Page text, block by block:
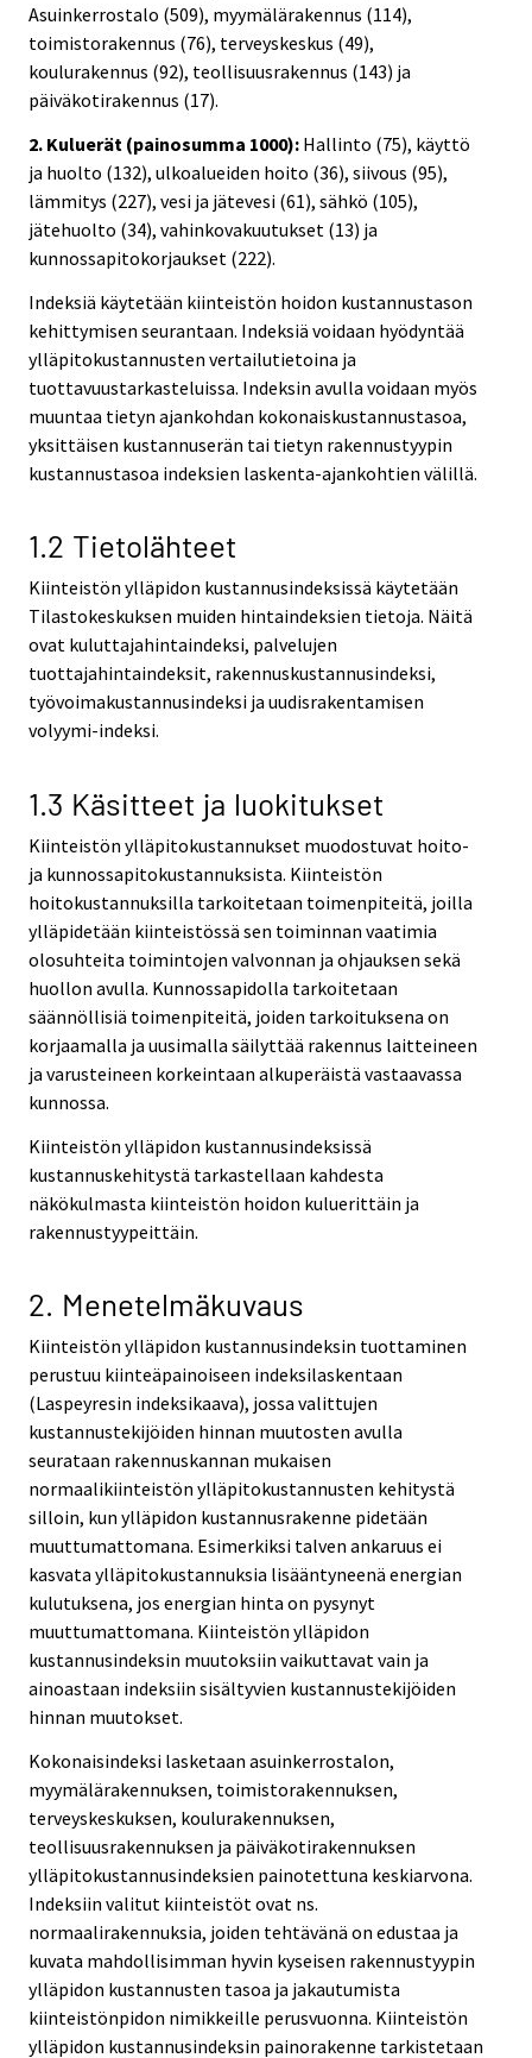
Asuinkerrostalo (509), myymälärakennus (114),
toimistorakennus (76), terveyskeskus (49),
koulurakennus (92), teollisuusrakennus (143) ja
päiväkotirakennus (17).
2. Kuluerät (painosumma 1000): Hallinto (75), käyttö
ja huolto (132), ulkoalueiden hoito (36), siivous (95),
lämmitys (227), vesi ja jätevesi (61), sähkö (105),
jätehuolto (34), vahinkovakuutukset (13) ja
kunnossapitokorjaukset (222).
Indeksiä käytetään kiinteistön hoidon kustannustason
kehittymisen seurantaan. Indeksiä voidaan hyödyntää
ylläpitokustannusten vertailutietoina ja
tuottavuustarkasteluissa. Indeksin avulla voidaan myös
muuntaa tietyn ajankohdan kokonaiskustannustasoa,
yksittäisen kustannuserän tai tietyn rakennustyypin
kustannustasoa indeksien laskenta-ajankohtien välillä.
1.2 Tietolähteet
Kiinteistön ylläpidon kustannusindeksissä käytetään
Tilastokeskuksen muiden hintaindeksien tietoja. Näitä
ovat kuluttajahintaindeksi, palvelujen
tuottajahintaindeksit, rakennuskustannusindeksi,
työvoimakustannusindeksi ja uudisrakentamisen
volyymi-indeksi.
1.3 Käsitteet ja luokitukset
Kiinteistön ylläpitokustannukset muodostuvat hoito-
ja kunnossapitokustannuksista. Kiinteistön
hoitokustannuksilla tarkoitetaan toimenpiteitä, joilla
ylläpidetään kiinteistössä sen toiminnan vaatimia
olosuhteita toimintojen valvonnan ja ohjauksen sekä
huollon avulla. Kunnossapidolla tarkoitetaan
säännöllisiä toimenpiteitä, joiden tarkoituksena on
korjaamalla ja uusimalla säilyttää rakennus laitteineen
ja varusteineen korkeintaan alkuperäistä vastaavassa
kunnossa.
Kiinteistön ylläpidon kustannusindeksissä
kustannuskehitystä tarkastellaan kahdesta
näkökulmasta kiinteistön hoidon kuluerittäin ja
rakennustyypeittäin.
2. Menetelmäkuvaus
Kiinteistön ylläpidon kustannusindeksin tuottaminen
perustuu kiinteäpainoiseen indeksilaskentaan
(Laspeyresin indeksikaava), jossa valittujen
kustannustekijöiden hinnan muutosten avulla
seurataan rakennuskannan mukaisen
normaalikiinteistön ylläpitokustannusten kehitystä
silloin, kun ylläpidon kustannusrakenne pidetään
muuttumattomana. Esimerkiksi talven ankaruus ei
kasvata ylläpitokustannuksia lisääntyneenä energian
kulutuksena, jos energian hinta on pysynyt
muuttumattomana. Kiinteistön ylläpidon
kustannusindeksin muutoksiin vaikuttavat vain ja
ainoastaan indeksiin sisältyvien kustannustekijöiden
hinnan muutokset.
Kokonaisindeksi lasketaan asuinkerrostalon,
myymälärakennuksen, toimistorakennuksen,
terveyskeskuksen, koulurakennuksen,
teollisuusrakennuksen ja päiväkotirakennuksen
ylläpitokustannusindeksien painotettuna keskiarvona.
Indeksiin valitut kiinteistöt ovat ns.
normaalirakennuksia, joiden tehtävänä on edustaa ja
kuvata mahdollisimman hyvin kyseisen rakennustyypin
ylläpidon kustannusten tasoa ja jakautumista
kiinteistönpidon nimikkeille perusvuonna. Kiinteistön
ylläpidon kustannusindeksin painorakenne tarkistetaan